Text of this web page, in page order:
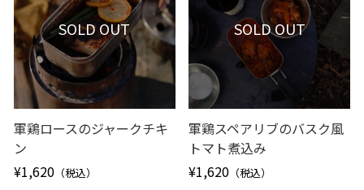
SOLD OUT
軍鶏ロースのジャークチキ
ン
¥1,620 （税込）
SOLD OUT
軍鶏スペアリブのバスク風
トマト煮込み
¥1,620 （税込）